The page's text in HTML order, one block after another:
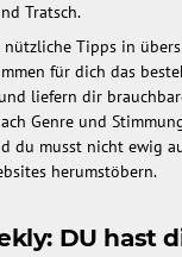
Tratsch.
nützliche Tipps in
für dich das
liefern dir
Genre und
du musst nicht ewig
herumstöbern.
DU hast